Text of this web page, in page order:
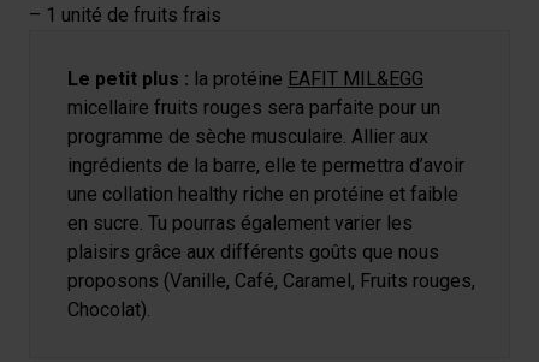
– 1 unité de fruits frais
Le petit plus : la protéine EAFIT MIL&EGG
micellaire fruits rouges sera parfaite pour un
programme de sèche musculaire. Allier aux
ingrédients de la barre, elle te permettra d’avoir
une collation healthy riche en protéine et faible
en sucre. Tu pourras également varier les
plaisirs grâce aux différents goûts que nous
proposons (Vanille, Café, Caramel, Fruits rouges,
Chocolat).